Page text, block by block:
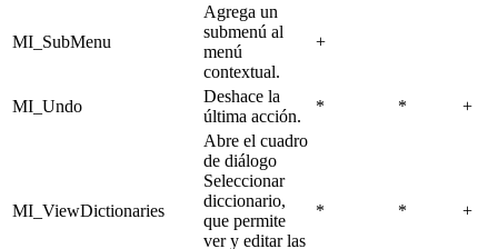
MI_SubMenu
Agrega un
submenú al
menú
contextual.
+
MI_Undo
Deshace la
última acción.
* * +
MI_ViewDictionaries
Abre el cuadro
de diálogo
Seleccionar
diccionario,
que permite
ver y editar las
* * +